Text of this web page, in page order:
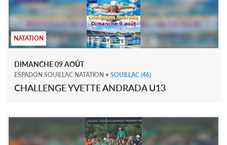
NATATION
DIMANCHE09AOÛT
ESPADON SOUILLAC NATATION • SOUILLAC (46)
CHALLENGE YVETTE ANDRADA U13